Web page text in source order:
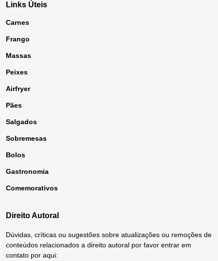
Links Úteis
Carnes
Frango
Massas
Peixes
Airfryer
Pães
Salgados
Sobremesas
Bolos
Gastronomia
Comemorativos
Direito Autoral
Dúvidas, críticas ou sugestões sobre atualizações ou remoções de
conteúdos relacionados a direito autoral por favor entrar em
contato por aqui: